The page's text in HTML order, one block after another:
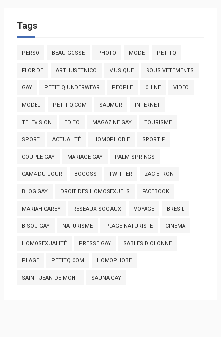
Tags
PERSO BEAU GOSSE PHOTO MODE PETITQ
FLORIDE ARTHUSETNICO MUSIQUE SOUS VETEMENTS
GAY PETIT Q UNDERWEAR PEOPLE CHINE VIDEO
MODEL PETIT-Q.COM SAUMUR INTERNET
TELEVISION EDITO MAGAZINE GAY TOURISME
SPORT ACTUALITÉ HOMOPHOBIE SPORTIF
COUPLE GAY MARIAGE GAY PALM SPRINGS
CAM4 DU JOUR BOGOSS TWITTER ZAC EFRON
BLOG GAY DROIT DES HOMOSEXUELS FACEBOOK
MARIAH CAREY RESEAUX SOCIAUX VOYAGE BRESIL
BISOU GAY NATURISME PLAGE NATURISTE CINEMA
HOMOSEXUALITÉ PRESSE GAY SABLES D'OLONNE
PLAGE PETITQ.COM HOMOPHOBE
SAINT JEAN DE MONT SAUNA GAY